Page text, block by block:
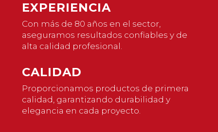
EXPERIENCIA
Con más de 80 años en el sector,
aseguramos resultados confiables y de
alta calidad profesional.
CALIDAD
Proporcionamos productos de primera
calidad, garantizando durabilidad y
elegancia en cada proyecto.